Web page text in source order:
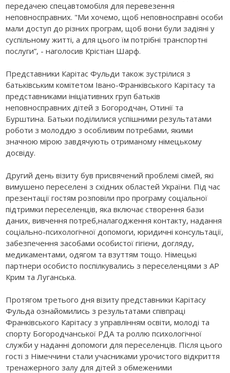
передачею спецавтомобіля для перевезення
неповносправних. "Ми хочемо, щоб неповносправні особи
мали доступ до різних програм, щоб вони були задіяні у
суспільному житті, а для цього їм потрібні транспортні
послуги”, - наголосив Крістіан Шарф.
Представники Карітас Фульди також зустрілися з
батьківським комітетом Івано-Франківського Карітасу та
представниками ініціативних груп батьків
неповносправних дітей з Богородчан, Отинії та
Бурштина. Батьки поділилися успішними результатами
роботи з молоддю з особливим потребами, якими
значною мірою завдячують отриманому німецькому
досвіду.
Другий день візиту був присвячений проблемі сімей, які
вимушено переселені з східних областей України. Під час
презентації гостям розповіли про програму соціальної
підтримки переселенців, яка включає створення бази
даних, вивчення потреб,налагодження контакту, надання
соціально-психологічної допомоги, юридичні консультації,
забезпечення засобами особистої гігієни, догляду,
медикаментами, одягом та взуттям тощо. Німецькі
партнери особисто поспілкувались з переселенцями з АР
Крим та Луганська.
Протягом третього дня візиту представники Карітасу
Фульда ознайомились з результатами співпраці
Франківського Карітасу з управлінням освіти, молоді та
спорту Богородчанської РДА та роллю психологічної
служби у наданні допомоги для переселенців. Після цього
гості з Німеччини стали учасниками урочистого відкриття
тренажерного залу для дітей з обмеженими